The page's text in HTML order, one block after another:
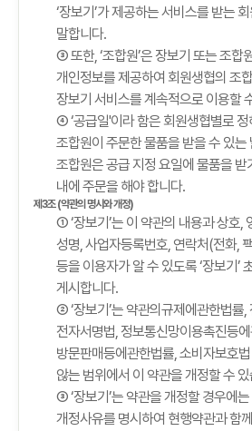
‘장보기’가 제공하는 서비스를 받는
말합니다.
③ 또한, ‘조합원’은 장보기 또는 조합
개인정보를 제공하여 회원생협의 조
장보기 서비스를 계속적으로 이용할
④ ‘공급일'이라 함은 회원생협별로 정
조합원이 주문한 물품을 받을 수 있는
조합원은 공급 지정 요일에 물품을 받
내에 주문을 해야 합니다.
제3조 (약관의 명시와 개정)
① ‘장보기’는 이 약관의 내용과 상호,
성명, 사업자등록번호, 연락처(전화,
등을 이용자가 알 수 있도록 ‘장보기’
게시합니다.
② ‘장보기’는 약관의규제에관한법률,
전자서명법, 정보통신망이용촉진등
방문판매등에관한법률, 소비자보호
않는 범위에서 이 약관을 개정할 수
③ ‘장보기’는 약관을 개정할 경우에
개정사유를 명시하여 현행약관과 함